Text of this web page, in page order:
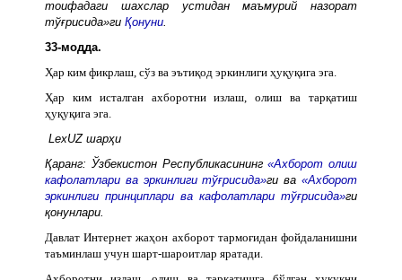
тоифадаги шахслар устидан маъмурий назорат
тўғрисида»ги Қонуни.
33-модда.
Ҳар ким фикрлаш, сўз ва эътиқод эркинлиги ҳуқуқига эга.
Ҳар ким исталган ахборотни излаш, олиш ва тарқатиш
ҳуқуқига эга.
LexUZ шарҳи
Қаранг: Ўзбекистон Республикасининг«Ахборот олиш
кафолатлари ва эркинлиги тўғрисида»ги ва«Ахборот
эркинлиги принциплари ва кафолатлари тўғрисида»ги
қонунлари.
Давлат Интернет жаҳон ахборот тармоғидан фойдаланишни
таъминлаш учун шарт-шароитлар яратади.